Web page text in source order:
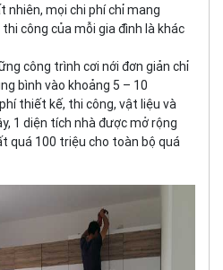
nhiên, mọi chi phí chỉ mang
công của mỗi gia đình là khác
công trình cơi nới đơn giản chỉ
bình vào khoảng 5 – 10
thiết kế, thi công, vật liệu và
1 diện tích nhà được mở rộng
quá 100 triệu cho toàn bộ quá